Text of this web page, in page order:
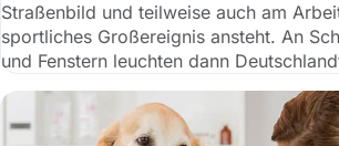
Straßenbild und teilweise auch am
sportliches Großereignis ansteht. An
und Fenstern leuchten dann
gelten jene als größte Fans, die auch
auffahren. Vorsicht: Nicht überall
eine Deutschlandfahne aufhängen.